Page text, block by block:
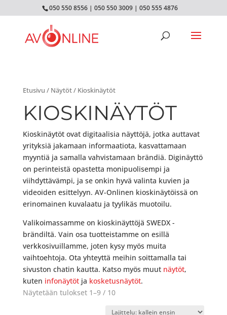
050 550 8556 |050 550 3009 |050 555 4876
Etusivu / Näytöt/ Kioskinäytöt
KIOSKINÄYTÖT
Kioskinäytöt ovat digitaalisia näyttöjä, jotka auttavat
yrityksiä jakamaan informaatiota, kasvattamaan
myyntiä ja samalla vahvistamaan brändiä. Diginäyttö
on perinteistä opastetta monipuolisempi ja
viihdyttävämpi, ja se onkin hyvä valinta kuvien ja
videoiden esittelyyn. AV-Onlinen kioskinäytöissä on
erinomainen kuvalaatu ja tyylikäs muotoilu.
Valikoimassamme on kioskinäyttöjä SWEDX -
brändiltä. Vain osa tuotteistamme on esillä
verkkosivuillamme, joten kysy myös muita
vaihtoehtoja. Ota yhteyttä meihin soittamalla tai
sivuston chatin kautta. Katso myös muut näytöt,
kuten infonäytötja kosketusnäytöt.
Näytetään tulokset 1–9 / 10